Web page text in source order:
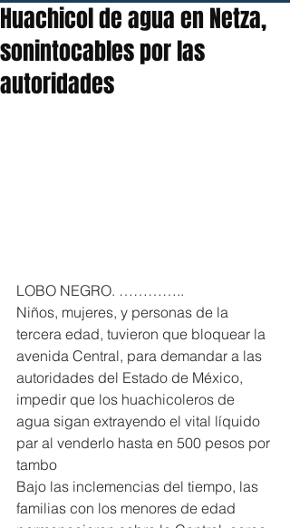
Huachicol de agua en Netza,
sonintocables por las
autoridades
LOBO NEGRO. …………..
Niños, mujeres, y personas de la
tercera edad, tuvieron que bloquear la
avenida Central, para demandar a las
autoridades del Estado de México,
impedir que los huachicoleros de
agua sigan extrayendo el vital líquido
par al venderlo hasta en 500 pesos por
tambo
Bajo las inclemencias del tiempo, las
familias con los menores de edad